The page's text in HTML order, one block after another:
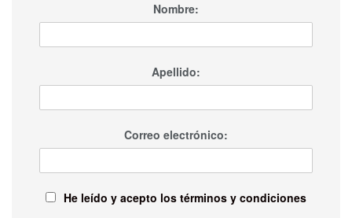
Nombre:
Apellido:
Correo electrónico:
He leído y acepto los términos y condiciones